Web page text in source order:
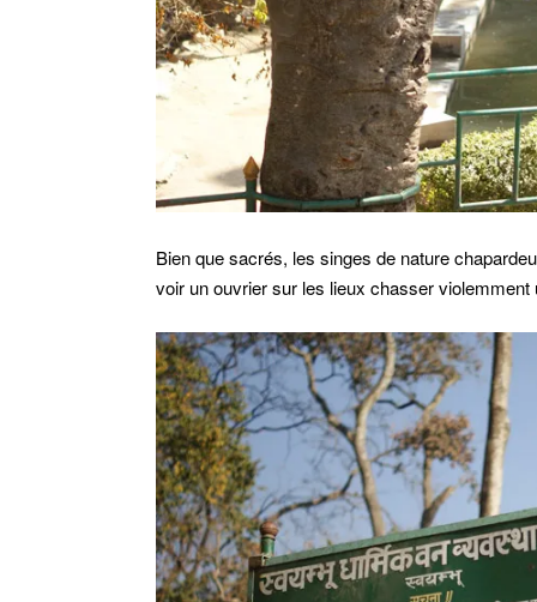
Bien que sacrés, les singes de nature
voir un ouvrier sur les lieux chasser